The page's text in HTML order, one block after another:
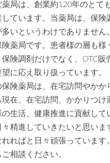
局は、創業約120年のとて
しています。当薬局は、保
多いというわけでありませ
険薬局です。患者様の層も
保険調剤だけでなく、OTC
に応え取り扱っています。
険薬局は、在宅訪問やかか
現在、在宅訪問、かかりつ
の生活、健康推進に貢献し
々精進していきたいと思い
ればと日々頑張っています。
相談ください。